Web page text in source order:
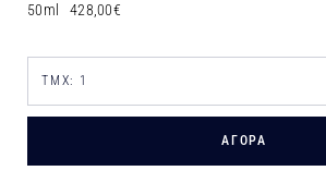
50ml 428,00€
ΑΓΟΡΑ